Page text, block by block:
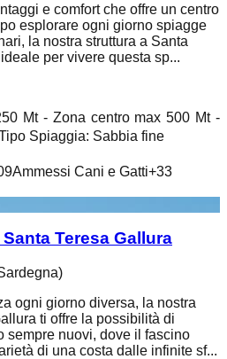
e comfort che offre un centro
esplorare ogni giorno spiagge
la nostra struttura a Santa
per vivere questa sp...
Mt - Zona centro max 500 Mt -
Spiaggia: Sabbia fine
Ammessi Cani e Gatti+33
Teresa Gallura
ogni giorno diversa, la nostra
ti offre la possibilità di
sempre nuovi, dove il fascino
di una costa dalle infinite sf...